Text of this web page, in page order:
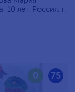
10 лет, Россия, г.
75
0